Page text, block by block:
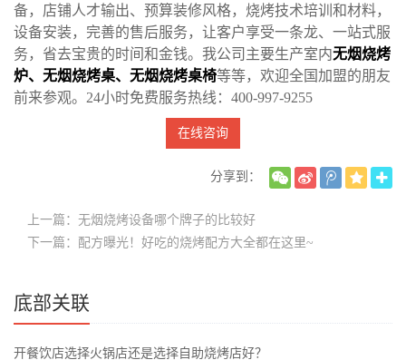
备，店铺人才输出、预算装修风格，烧烤技术培训和材料，
设备安装，完善的售后服务，让客户享受一条龙、一站式服
务，省去宝贵的时间和金钱。我公司主要生产室内无烟烧烤
炉、 无烟烧烤桌、 无烟烧烤桌椅等等，欢迎全国加盟的朋友
前来参观。24小时免费服务热线：400-997-9255
在线咨询
分享到：
上一篇：无烟烧烤设备哪个牌子的比较好
下一篇：配方曝光！好吃的烧烤配方大全都在这里~
底部关联
开餐饮店选择火锅店还是选择自助烧烤店好？